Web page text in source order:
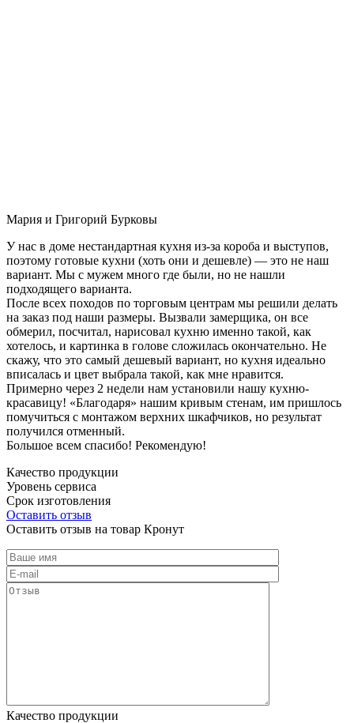
Мария и Григорий Бурковы
У нас в доме нестандартная кухня из-за короба и выступов,
поэтому готовые кухни (хоть они и дешевле) — это не наш
вариант. Мы с мужем много где были, но не нашли
подходящего варианта.
После всех походов по торговым центрам мы решили делать
на заказ под наши размеры. Вызвали замерщика, он все
обмерил, посчитал, нарисовал кухню именно такой, как
хотелось, и картинка в голове сложилась окончательно. Не
скажу, что это самый дешевый вариант, но кухня идеально
вписалась и цвет выбрала такой, как мне нравится.
Примерно через 2 недели нам установили нашу кухню-
красавицу! «Благодаря» нашим кривым стенам, им пришлось
помучиться с монтажом верхних шкафчиков, но результат
получился отменный.
Большое всем спасибо! Рекомендую!
Качество продукции
Уровень сервиса
Срок изготовления
Оставить отзыв
Оставить отзыв на товар Кронут
Качество продукции